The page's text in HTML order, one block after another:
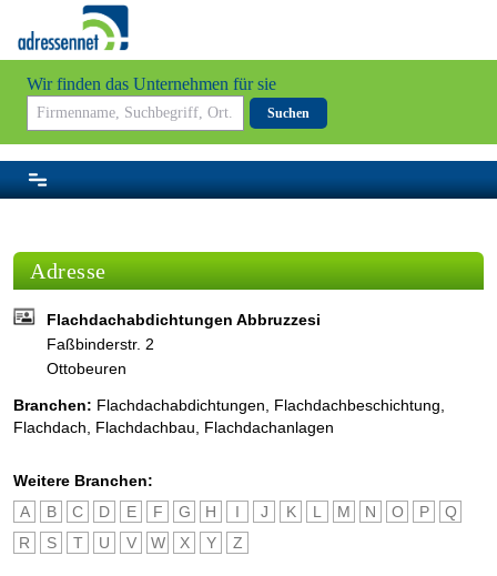
Wir finden das Unternehmen für sie
Suchen
Adresse
Flachdachabdichtungen Abbruzzesi
Faßbinderstr. 2
Ottobeuren
Branchen: Flachdachabdichtungen Flachdachbeschichtung
Flachdach
Flachdachbau Flachdachanlagen
Weitere Branchen:
A
B C D E F G H I J K L M N O P
Q
R
S T U V W X Y Z